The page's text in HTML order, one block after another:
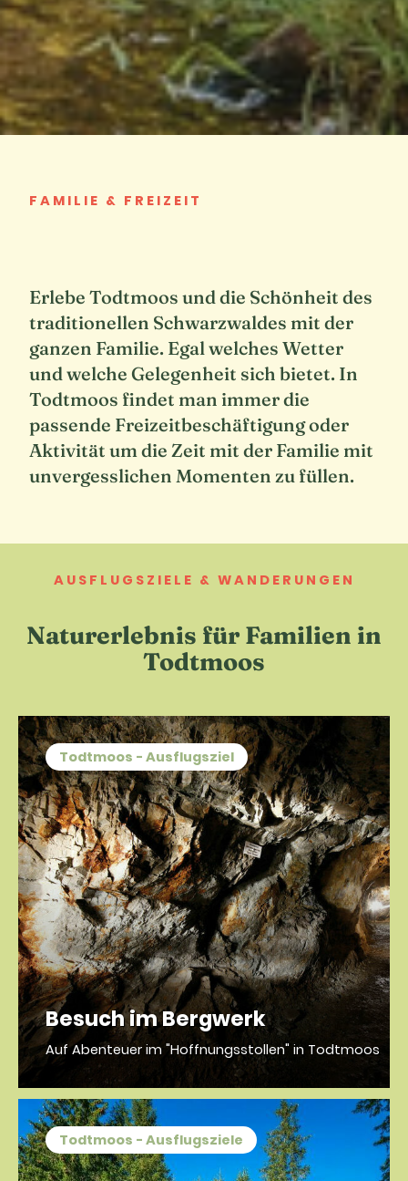
FAMILIE & FREIZEIT
Erlebe Todtmoos und die Schönheit des
traditionellen Schwarzwaldes mit der
ganzen Familie. Egal welches Wetter
und welche Gelegenheit sich bietet. In
Todtmoos findet man immer die
passende Freizeitbeschäftigung oder
Aktivität um die Zeit mit der Familie mit
unvergesslichen Momenten zu füllen.
AUSFLUGSZIELE & WANDERUNGEN
Naturerlebnis für Familien in
Todtmoos
Todtmoos - Ausflugsziel
Besuch im Bergwerk
Auf Abenteuer im "Hoffnungsstollen" in Todtmoos
Todtmoos - Ausflugsziele